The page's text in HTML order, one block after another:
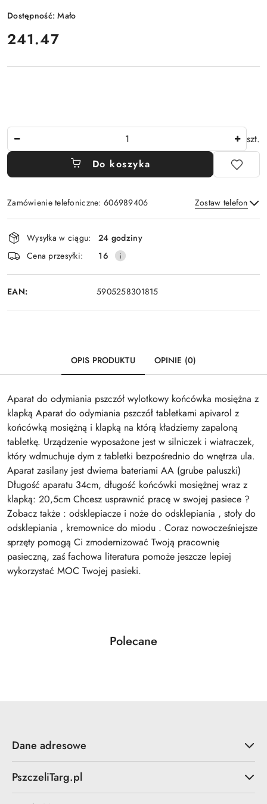
Dostępność:Mało
cena:
241.47
szt.
Do koszyka
Zamówienie telefoniczne: 606989406 Zostaw telefon
Wyślij
Dostępność
i
dostawa
Wysyłka w ciągu:
24 godziny
Cena przesyłki:
16
EAN: 5905258301815
OPIS PRODUKTU OPINIE (0)
Aparat do odymiania pszczół wylotkowy końcówka mosiężna z
klapką Aparat do odymiania pszczół tabletkami apivarol z
końcówką mosiężną i klapką na którą kładziemy zapaloną
tabletkę. Urządzenie wyposażone jest w silniczek i wiatraczek,
który wdmuchuje dym z tabletki bezpośrednio do wnętrza ula.
Aparat zasilany jest dwiema bateriami AA (grube paluszki)
Długość aparatu 34cm, długość końcówki mosiężnej wraz z
klapką: 20,5cm Chcesz usprawnić pracę w swojej pasiece ?
Zobacz także : odsklepiacze i noże do odsklepiania , stoły do
odsklepiania , kremownice do miodu . Coraz nowocześniejsze
sprzęty pomogą Ci zmodernizować Twoją pracownię
pasieczną, zaś fachowa literatura pomoże jeszcze lepiej
wykorzystać MOC Twojej pasieki.
Pomiń karuzelę produktów
Produkty
Polecane
Dane adresowe
PszczeliTarg.pl